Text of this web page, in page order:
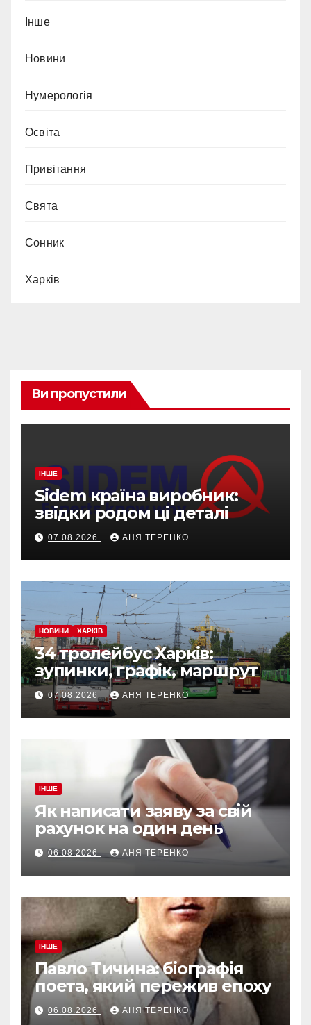
Інше
Новини
Нумерологія
Освіта
Привітання
Свята
Сонник
Харків
Ви пропустили
ІНШЕ
Sidem країна виробник:
звідки родом ці деталі
07.08.2026 АНЯ ТЕРЕНКО
НОВИНИ ХАРКІВ
34 тролейбус Харків:
зупинки, графік, маршрут
07.08.2026 АНЯ ТЕРЕНКО
ІНШЕ
Як написати заяву за свій
рахунок на один день
06.08.2026 АНЯ ТЕРЕНКО
ІНШЕ
Павло Тичина: біографія
поета, який пережив епоху
06.08.2026 АНЯ ТЕРЕНКО